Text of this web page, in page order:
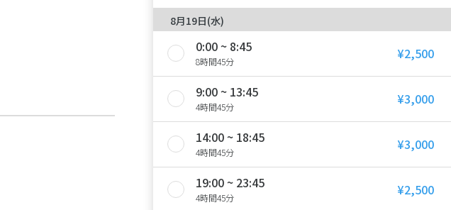
8月19日(水)
0:00 ~ 8:45
8時間45分 ¥2,500
9:00 ~ 13:45
4時間45分 ¥3,000
14:00 ~ 18:45
4時間45分 ¥3,000
19:00 ~ 23:45
4時間45分 ¥2,500